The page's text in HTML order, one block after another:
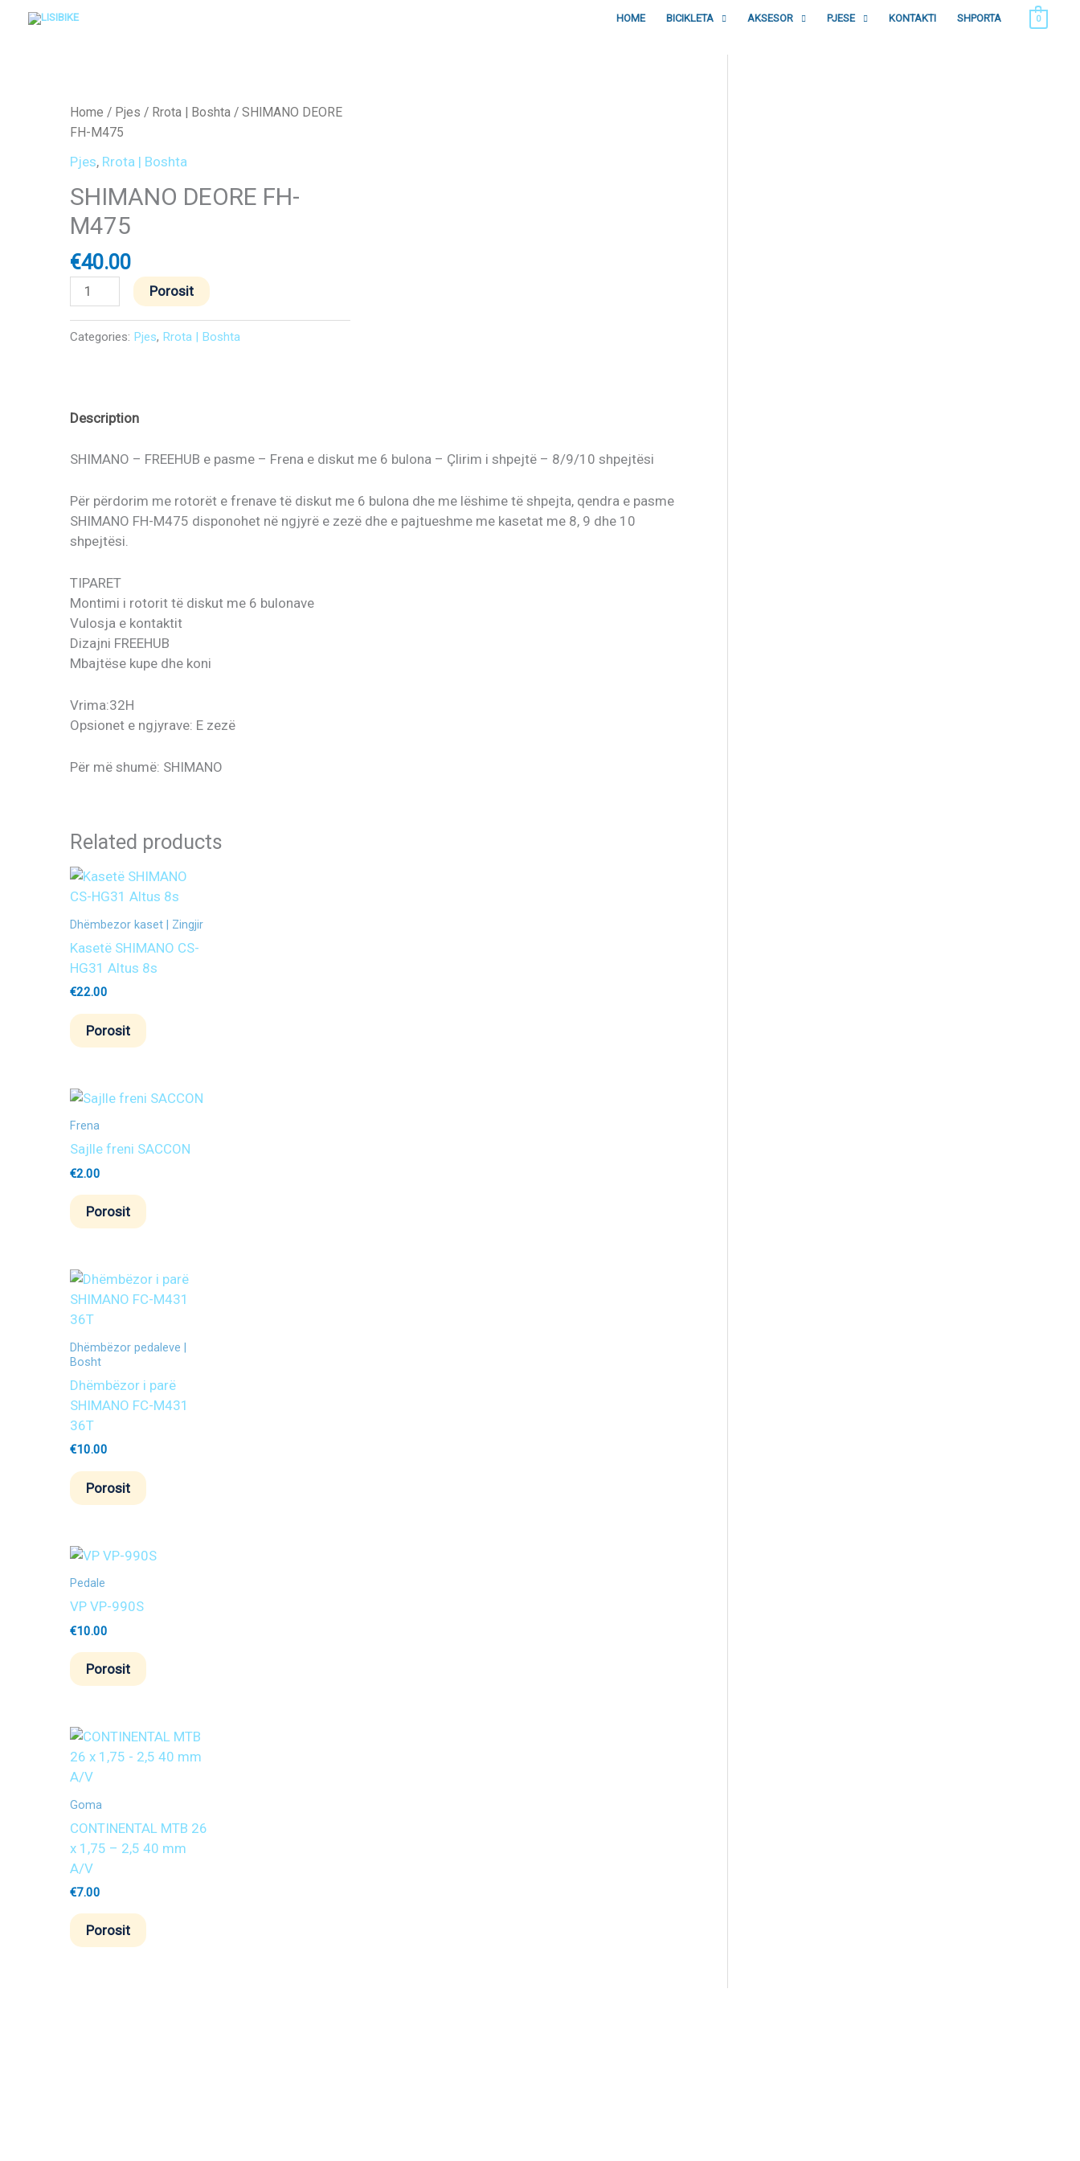
HOME BICIKLETA AKSESOR PJESE KONTAKTI SHPORTA 0
Home / Pjes / Rrota | Boshta / SHIMANO DEORE
FH-M475
Pjes, Rrota | Boshta
SHIMANO DEORE FH-
M475
€40.00
FH-
M475
Porosit
Categories: Pjes, Rrota | Boshta
Description
SHIMANO – FREEHUB e pasme – Frena e diskut me 6 bulona – Çlirim i shpejtë – 8/9/10 shpejtësi
Për përdorim me rotorët e frenave të diskut me 6 bulona dhe me lëshime të shpejta, qendra e pasme
SHIMANO FH-M475 disponohet në ngjyrë e zezë dhe e pajtueshme me kasetat me 8, 9 dhe 10
shpejtësi.
TIPARET
Montimi i rotorit të diskut me 6 bulonave
Vulosja e kontaktit
Dizajni FREEHUB
Mbajtëse kupe dhe koni
Vrima:32H
Opsionet e ngjyrave: E zezë
Për më shumë: SHIMANO
Related products
Dhëmbezor kaset | Zingjir
Kasetë SHIMANO CS-
HG31 Altus 8s
€22.00
Porosit
Frena
Sajlle freni SACCON
€2.00
Porosit
Dhëmbëzor pedaleve |
Bosht
Dhëmbëzor i parë
SHIMANO FC-M431
36T
€10.00
Porosit
Pedale
VP VP-990S
€10.00
Porosit
Goma
CONTINENTAL MTB 26
x 1,75 – 2,5 40 mm
A/V
€7.00
Porosit